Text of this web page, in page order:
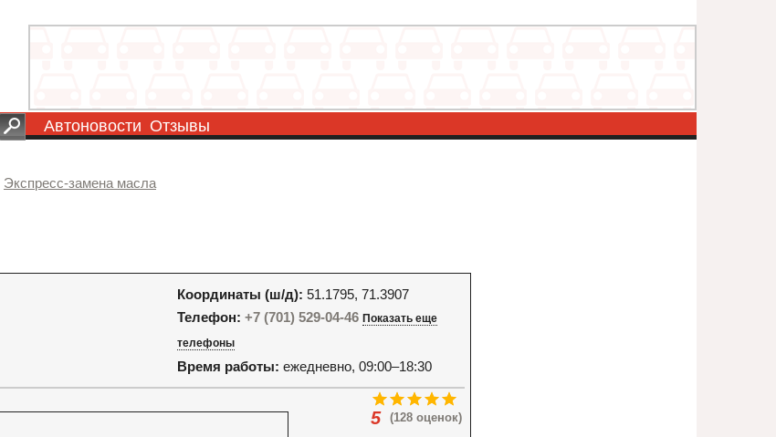
Автоновости Отзывы
Экспресс-замена масла
Координаты (ш/д): 51.1795, 71.3907
Телефон: +7 (701) 529-04-46 Показать еще
телефоны
Время работы: ежедневно, 09:00–18:30
(128 оценок)
5